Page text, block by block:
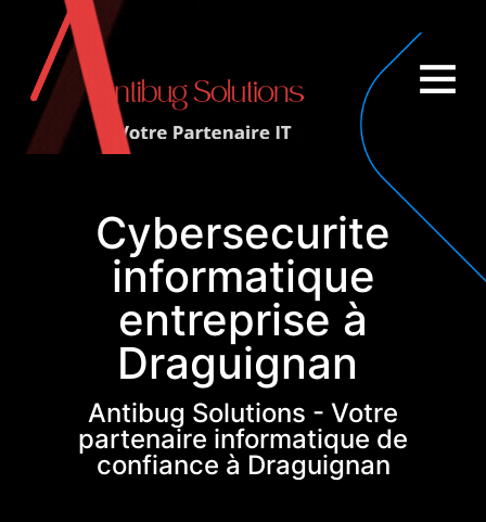
Cybersecurite
informatique
entreprise à
Draguignan
Antibug Solutions - Votre
partenaire informatique de
confiance à Draguignan